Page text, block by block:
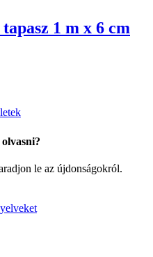
1 m x 6 cm
le az újdonságokról.